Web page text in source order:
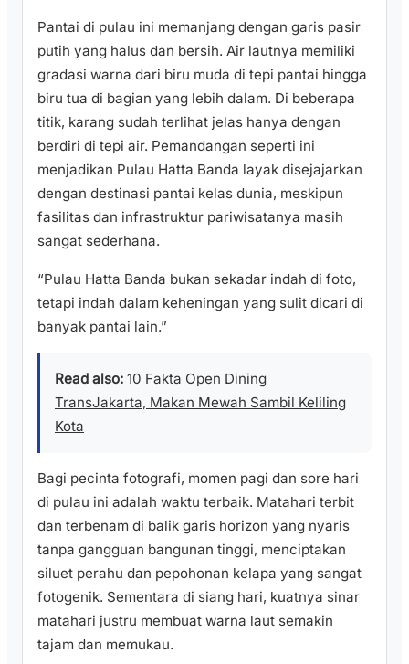
Pantai di pulau ini memanjang dengan garis pasir
putih yang halus dan bersih. Air lautnya memiliki
gradasi warna dari biru muda di tepi pantai hingga
biru tua di bagian yang lebih dalam. Di beberapa
titik, karang sudah terlihat jelas hanya dengan
berdiri di tepi air. Pemandangan seperti ini
menjadikan Pulau Hatta Banda layak disejajarkan
dengan destinasi pantai kelas dunia, meskipun
fasilitas dan infrastruktur pariwisatanya masih
sangat sederhana.
“Pulau Hatta Banda bukan sekadar indah di foto,
tetapi indah dalam keheningan yang sulit dicari di
banyak pantai lain.”
Read also: 10 Fakta Open Dining
TransJakarta, Makan Mewah Sambil Keliling
Kota
Bagi pecinta fotografi, momen pagi dan sore hari
di pulau ini adalah waktu terbaik. Matahari terbit
dan terbenam di balik garis horizon yang nyaris
tanpa gangguan bangunan tinggi, menciptakan
siluet perahu dan pepohonan kelapa yang sangat
fotogenik. Sementara di siang hari, kuatnya sinar
matahari justru membuat warna laut semakin
tajam dan memukau.